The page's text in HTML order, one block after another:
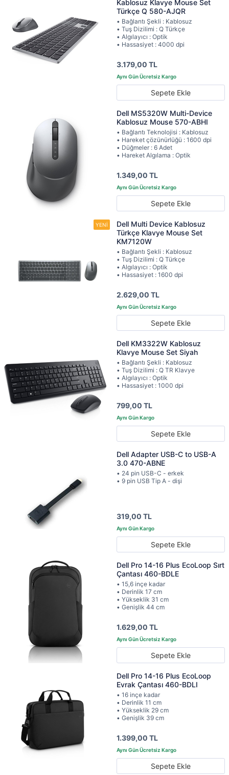
Kablosuz Klavye Mouse Set
Türkçe Q 580-AJQR
• Bağlantı Şekli : Kablosuz
• Tuş Dizilimi : Q Türkçe
• Algılayıcı : Optik
• Hassasiyet : 4000 dpi
3.179,00 TL
Sepete Ekle
Dell MS5320W Multi-Device
Kablosuz Mouse 570-ABHI
• Bağlantı Teknolojisi : Kablosuz
• Hareket çözünürlüğü : 1600 dpi
• Düğmeler : 6 Adet
• Hareket Algılama : Optik
1.349,00 TL
Sepete Ekle
Dell Multi Device Kablosuz
Türkçe Klavye Mouse Set
KM7120W
• Bağlantı Şekli : Kablosuz
• Tuş Dizilimi : Q Türkçe
• Algılayıcı : Optik
• Hassasiyet : 1600 dpi
2.629,00 TL
Sepete Ekle
Dell KM3322W Kablosuz
Klavye Mouse Set Siyah
• Bağlantı Şekli : Kablosuz
• Tuş Dizilimi : Q TR Klavye
• Algılayıcı : Optik
• Hassasiyet : 1000 dpi
799,00 TL
Sepete Ekle
Dell Adapter USB-C to USB-A
3.0 470-ABNE
• 24 pin USB-C - erkek
• 9 pin USB Tip A - dişi
319,00 TL
Sepete Ekle
Dell Pro 14-16 Plus EcoLoop Sırt
Çantası 460-BDLE
• 15,6 inçe kadar
• Derinlik 17 cm
• Yükseklik 31 cm
• Genişlik 44 cm
1.629,00 TL
Sepete Ekle
Dell Pro 14-16 Plus EcoLoop
Evrak Çantası 460-BDLI
• 16 inçe kadar
• Derinlik 11 cm
• Yükseklik 29 cm
• Genişlik 39 cm
1.399,00 TL
Sepete Ekle